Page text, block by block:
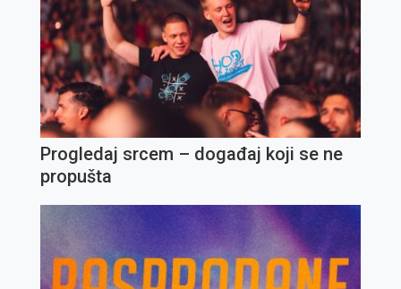
Progledaj srcem – događaj koji se ne
propušta